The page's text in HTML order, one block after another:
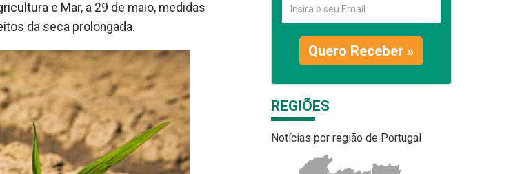
e Mar, a 29 de maio, medidas
da seca prolongada.
Quero Receber »
REGIÕES
Notícias por região de Portugal